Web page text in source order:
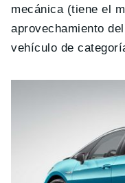
mecánica (tiene el
aprovechamiento
vehículo de